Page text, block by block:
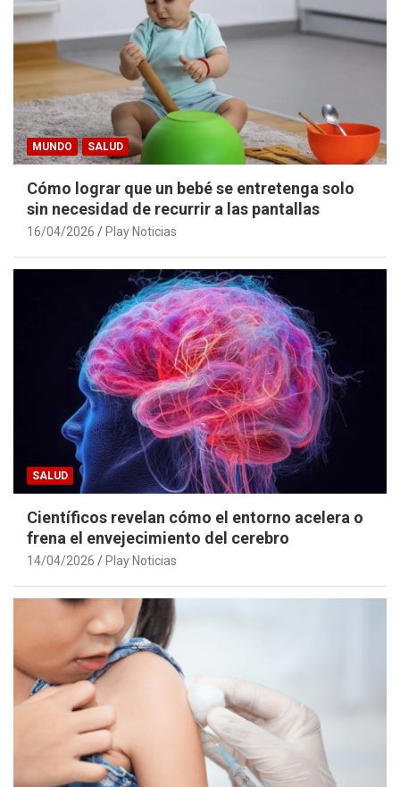
MUNDO SALUD
Cómo lograr que un bebé se entretenga solo
sin necesidad de recurrir a las pantallas
16/04/2026 Play Noticias
SALUD
Científicos revelan cómo el entorno acelera o
frena el envejecimiento del cerebro
14/04/2026 Play Noticias